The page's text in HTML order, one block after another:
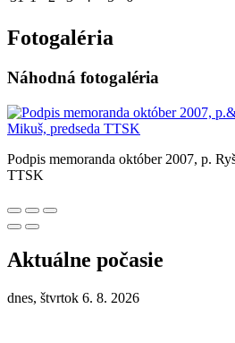
Fotogaléria
Náhodná fotogaléria
Podpis memoranda október 2007, p.
TTSK
Aktuálne počasie
dnes, štvrtok 6. 8. 2026